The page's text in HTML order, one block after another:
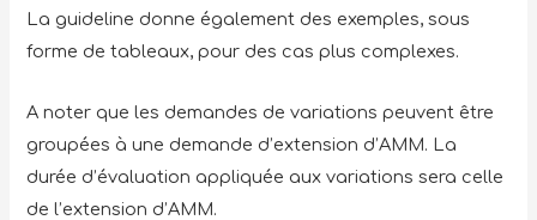
La guideline donne également des exemples, sous
forme de tableaux, pour des cas plus complexes.
A noter que les demandes de variations peuvent être
groupées à une demande d’extension d’AMM. La
durée d’évaluation appliquée aux variations sera celle
de l’extension d’AMM.